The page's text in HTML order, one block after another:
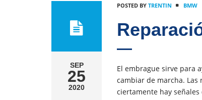
SEP
25
2020
POSTED BY TRENTIN BMW
El embrague sirve para
cambiar de marcha.
ciertamente hay